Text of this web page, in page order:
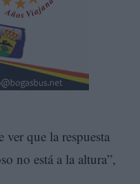
ver que la respuesta
no está a la altura”,